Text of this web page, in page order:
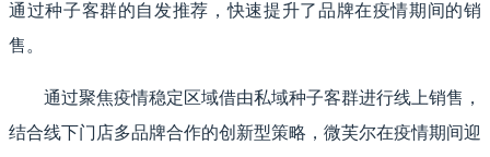
通过种子客群的自发推荐，快速提升了品牌在疫情期间的销
售。
通过聚焦疫情稳定区域借由私域种子客群进行线上销售，
结合线下门店多品牌合作的创新型策略，微芙尔在疫情期间迎